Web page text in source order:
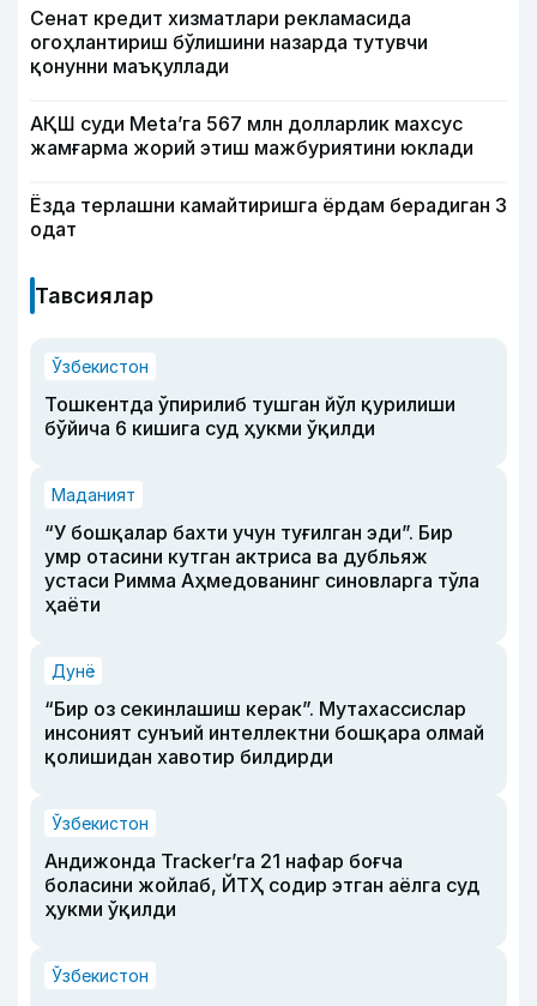
Сенат кредит хизматлари рекламасида
огоҳлантириш бўлишини назарда тутувчи
қонунни маъқуллади
АҚШ суди Meta’га 567 млн долларлик махсус
жамғарма жорий этиш мажбуриятини юклади
Ёзда терлашни камайтиришга ёрдам берадиган 3
одат
Тавсиялар
Ўзбекистон
Тошкентда ўпирилиб тушган йўл қурилиши
бўйича 6 кишига суд ҳукми ўқилди
Маданият
“У бошқалар бахти учун туғилган эди”. Бир
умр отасини кутган актриса ва дубльяж
устаси Римма Аҳмедованинг синовларга тўла
ҳаёти
Дунё
“Бир оз секинлашиш керак”. Мутахассислар
инсоният сунъий интеллектни бошқара олмай
қолишидан хавотир билдирди
Ўзбекистон
Андижонда Tracker’га 21 нафар боғча
боласини жойлаб, ЙТҲ содир этган аёлга суд
ҳукми ўқилди
Ўзбекистон